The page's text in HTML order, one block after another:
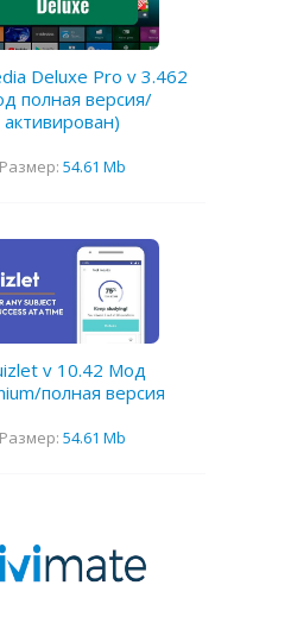
Deluxe Pro v 3.462
полная версия/
активирован)
Размер: 54.61 Mb
v 10.42 Мод
полная версия
Размер: 54.61 Mb